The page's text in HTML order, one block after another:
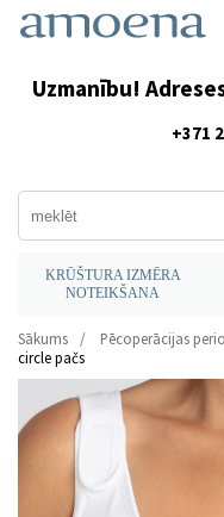
Uzmanību!
+371
KRŪŠTURA IZMĒRA
NOTEIKŠANA
Sākums Pēcoperācijas
circle pačs